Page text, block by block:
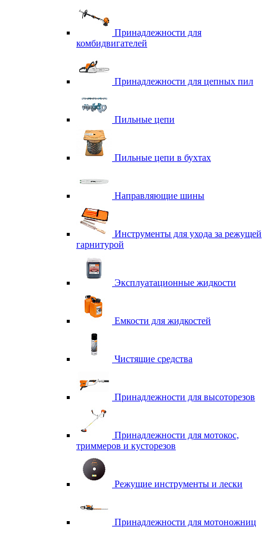
Принадлежности для
комбидвигателей
Принадлежности для цепных пил
Пильные цепи
Пильные цепи в бухтах
Направляющие шины
Инструменты для ухода за режущей
гарнитурой
Эксплуатационные жидкости
Емкости для жидкостей
Чистящие средства
Принадлежности для высоторезов
Принадлежности для мотокос,
триммеров и кусторезов
Режущие инструменты и лески
Принадлежности для мотоножниц